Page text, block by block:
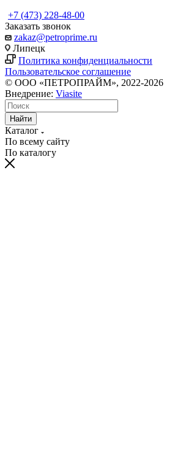
+7 (473) 228-48-00
Заказать звонок
zakaz@petroprime.ru
Липецк
Политика конфиденциальности
Пользовательское соглашение
© ООО «ПЕТРОПРАЙМ», 2022-2026
Внедрение: Viasite
Найти
Каталог
По всему сайту
По каталогу